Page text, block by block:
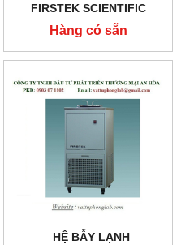
FIRSTEK SCIENTIFIC
MODEL:FB-3
Hàng có sẵn
HỆ BẪY LẠNH